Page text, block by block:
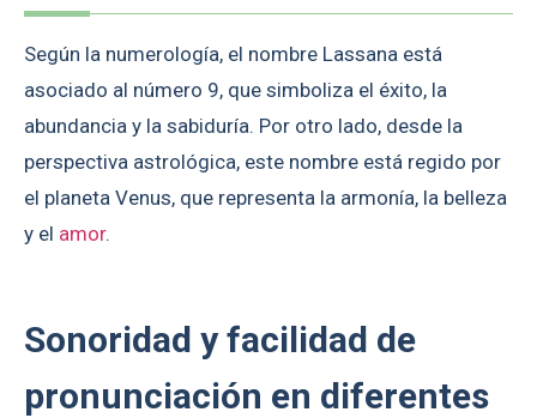
Según la numerología, el nombre Lassana está
asociado al número 9, que simboliza el éxito, la
abundancia y la sabiduría. Por otro lado, desde la
perspectiva astrológica, este nombre está regido por
el planeta Venus, que representa la armonía, la belleza
y el amor.
Sonoridad y facilidad de
pronunciación en diferentes